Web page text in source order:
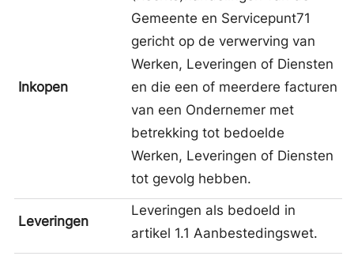
Inkopen
Gemeente en Servicepunt71
gericht op de verwerving van
Werken, Leveringen of Diensten
en die een of meerdere facturen
van een Ondernemer met
betrekking tot bedoelde
Werken, Leveringen of Diensten
tot gevolg hebben.
Leveringen
Leveringen als bedoeld in
artikel 1.1 Aanbestedingswet.